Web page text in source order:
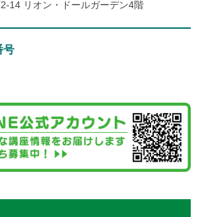
14 リオン・ドールガーデン4階
号